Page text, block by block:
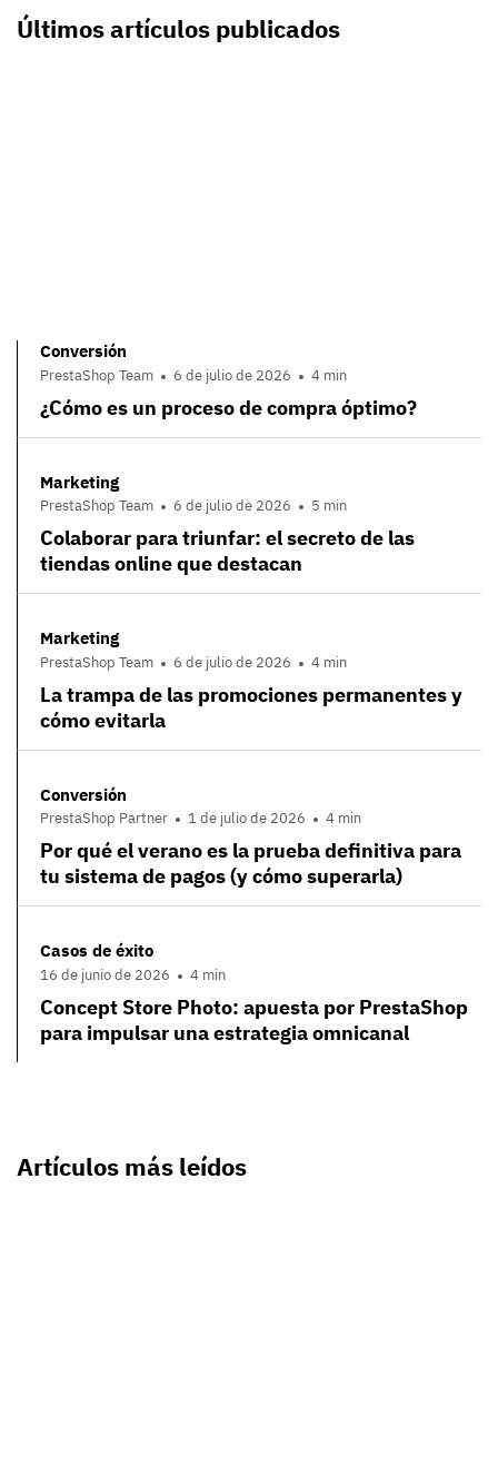
Últimos artículos publicados
Conversión
PrestaShop Team 6 de julio de 2026 4 min
¿Cómo es un proceso de compra óptimo?
Marketing
PrestaShop Team 6 de julio de 2026 5 min
Colaborar para triunfar: el secreto de las
tiendas online que destacan
Marketing
PrestaShop Team 6 de julio de 2026 4 min
La trampa de las promociones permanentes y
cómo evitarla
Conversión
PrestaShop Partner 1 de julio de 2026 4 min
Por qué el verano es la prueba definitiva para
tu sistema de pagos (y cómo superarla)
Casos de éxito
16 de junio de 2026 4 min
Concept Store Photo: apuesta por PrestaShop
para impulsar una estrategia omnicanal
Artículos más leídos